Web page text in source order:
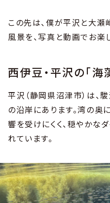
この先は、僕が平沢と大瀬
風景を、写真と動画でお楽
西伊豆・平沢の「海
平沢（静岡県沼津市）は、
の沿岸にあります。湾の奥
響を受けにくく、穏やかな
れています。